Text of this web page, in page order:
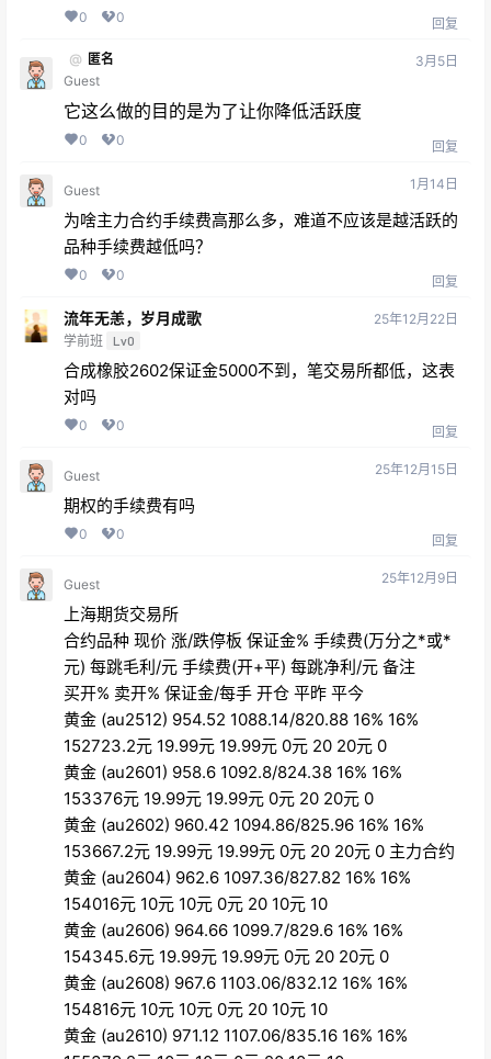
0 0 回复
@ 匿名
Guest
3月5日
它这么做的目的是为了让你降低活跃度
0 0 回复
Guest 1月14日
为啥主力合约手续费高那么多，难道不应该是越活跃的
品种手续费越低吗？
0 0 回复
流年无恙，岁月成歌
学前班 Lv0
25年12月22日
合成橡胶2602保证金5000不到，笔交易所都低，这表
对吗
0 0 回复
Guest 25年12月15日
期权的手续费有吗
0 0 回复
Guest 25年12月9日
上海期货交易所
合约品种 现价 涨/跌停板 保证金% 手续费(万分之*或*
元) 每跳毛利/元 手续费(开+平) 每跳净利/元 备注
买开% 卖开% 保证金/每手 开仓 平昨 平今
黄金 (au2512) 954.52 1088.14/820.88 16% 16%
152723.2元 19.99元 19.99元 0元 20 20元 0
黄金 (au2601) 958.6 1092.8/824.38 16% 16%
153376元 19.99元 19.99元 0元 20 20元 0
黄金 (au2602) 960.42 1094.86/825.96 16% 16%
153667.2元 19.99元 19.99元 0元 20 20元 0 主力合约
黄金 (au2604) 962.6 1097.36/827.82 16% 16%
154016元 10元 10元 0元 20 10元 10
黄金 (au2606) 964.66 1099.7/829.6 16% 16%
154345.6元 19.99元 19.99元 0元 20 20元 0
黄金 (au2608) 967.6 1103.06/832.12 16% 16%
154816元 10元 10元 0元 20 10元 10
黄金 (au2610) 971.12 1107.06/835.16 16% 16%